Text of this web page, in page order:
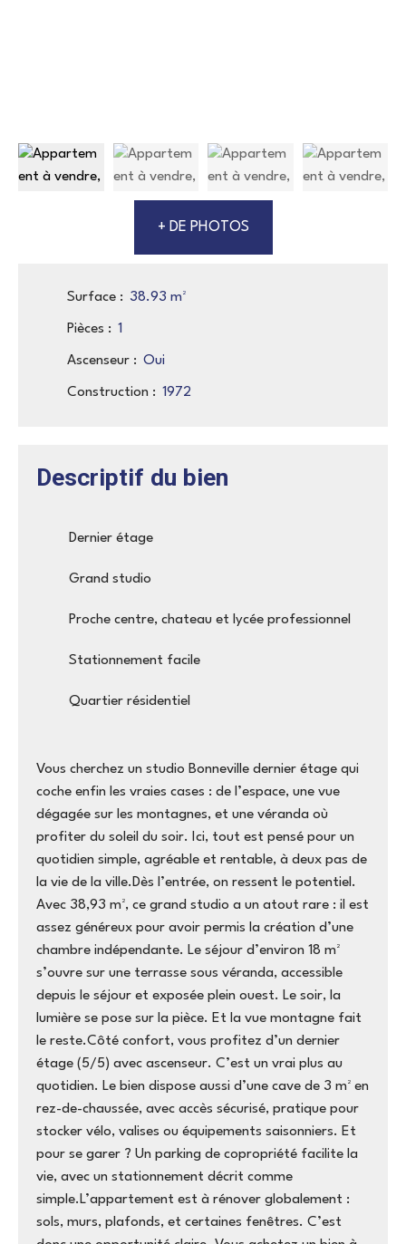
+ DE PHOTOS
Surface : 38.93 m²
Pièces : 1
Ascenseur : Oui
Construction : 1972
Descriptif du bien
Dernier étage
Grand studio
Proche centre, chateau et lycée professionnel
Stationnement facile
Quartier résidentiel
Vous cherchez un studio Bonneville dernier étage qui
coche enfin les vraies cases : de l’espace, une vue
dégagée sur les montagnes, et une véranda où
profiter du soleil du soir. Ici, tout est pensé pour un
quotidien simple, agréable et rentable, à deux pas de
la vie de la ville.Dès l’entrée, on ressent le potentiel.
Avec 38,93 m², ce grand studio a un atout rare : il est
assez généreux pour avoir permis la création d’une
chambre indépendante. Le séjour d’environ 18 m²
s’ouvre sur une terrasse sous véranda, accessible
depuis le séjour et exposée plein ouest. Le soir, la
lumière se pose sur la pièce. Et la vue montagne fait
le reste.Côté confort, vous profitez d’un dernier
étage (5/5) avec ascenseur. C’est un vrai plus au
quotidien. Le bien dispose aussi d’une cave de 3 m² en
rez-de-chaussée, avec accès sécurisé, pratique pour
stocker vélo, valises ou équipements saisonniers. Et
pour se garer ? Un parking de copropriété facilite la
vie, avec un stationnement décrit comme
simple.L’appartement est à rénover globalement :
sols, murs, plafonds, et certaines fenêtres. C’est